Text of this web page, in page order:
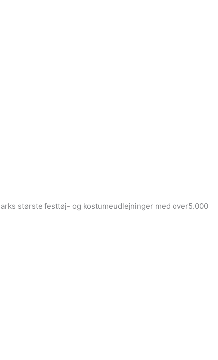
største festtøj- og kostumeudlejninger med over5.000